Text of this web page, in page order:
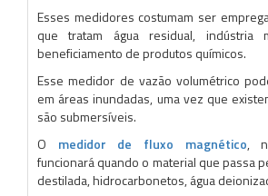
Esses medidores costumam ser
que tratam água residual, indústria
beneficiamento de produtos químicos.
Esse medidor de vazão volumétrico
em áreas inundadas, uma vez que
são submersíveis.
O medidor de fluxo magnético,
funcionará quando o material que passa
destilada, hidrocarbonetos, água